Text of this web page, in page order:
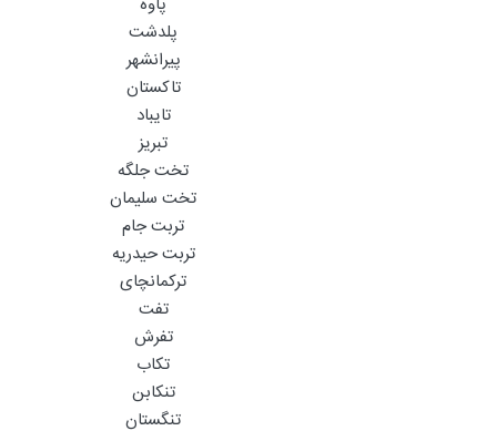
پلدشت
پیرانشهر
تاکستان
تایباد
تبریز
تخت جلگه
تخت سلیمان
تربت جام
تربت حیدریه
ترکمانچای
تفت
تفرش
تکاب
تنکابن
تنگستان